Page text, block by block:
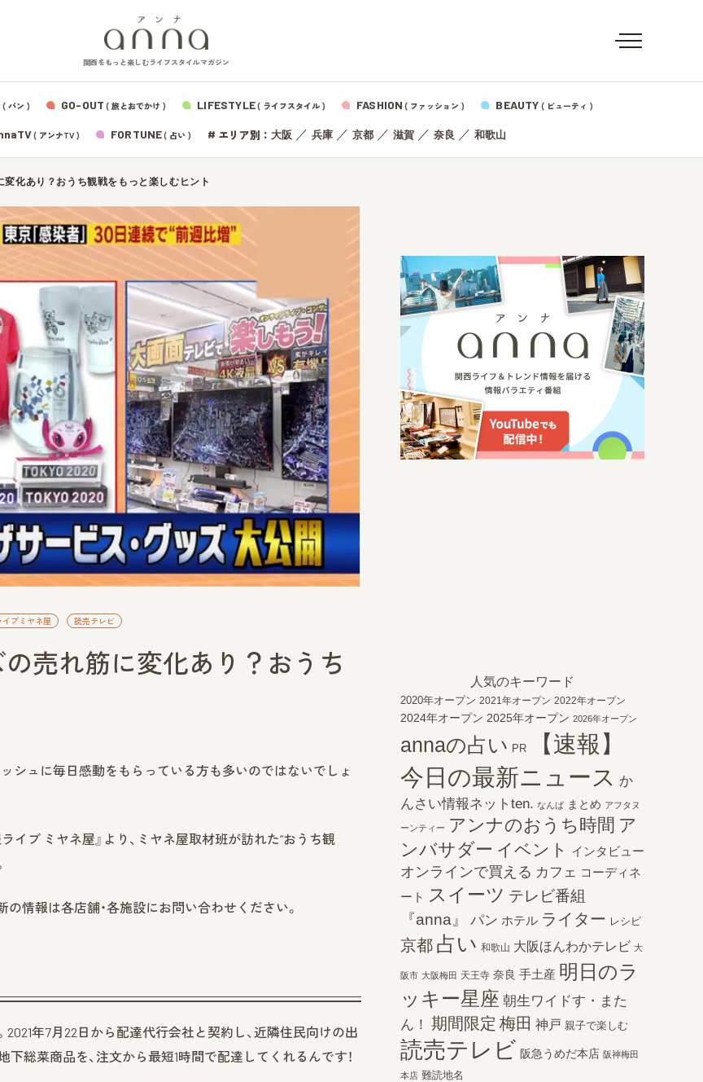
関西をもっと楽しむライフスタイルマガジン
( パン ) GO-OUT ( 旅とおでかけ ) LIFESTYLE( ライフスタイル ) FASHION ( ファッション ) BEAUTY ( ビューティ )
( アンナTV ) FORTUNE( 占い ) # エリア別： 大阪 ／ 兵庫／ 京都／ 滋賀／ 奈良 ／ 和歌山
変化あり？おうち観戦をもっと楽しむヒント
イブミヤネ屋 読売テレビ
売れ筋に変化あり？おうち
シュに毎日感動をもらっている方も多いのではないでしょ
イブ ミヤネ屋』より、ミヤネ屋取材班が訪れた“おうち観
情報は各店舗・各施設にお問い合わせください。
2021年7月22日から配達代行会社と契約し、近隣住民向けの出
総菜商品を、注文から最短1時間で配達してくれるんです！
人気のキーワード
2020年オープン 2021年オープン 2022年オープン
2024年オープン 2025年オープン 2026年オープン
annaの占い PR
【速報】
今日の最新ニュース か
んさい情報ネットten. なんば まとめ アフタヌ
ーンティー アンナのおうち時間 ア
ンバサダー イベント インタビュー
オンラインで買える カフェ コーディネ
ート
スイーツ テレビ番組
『anna』
パン ホテル ライター レシピ
京都 占い 和歌山 大阪ほんわかテレビ 大
阪市 大阪梅田 天王寺 奈良 手土産 明日のラ
ッキー星座 朝生ワイドす・また
ん！ 期間限定 梅田 神戸 親子で楽しむ
読売テレビ 阪急うめだ本店 阪神梅田
本店 難読地名